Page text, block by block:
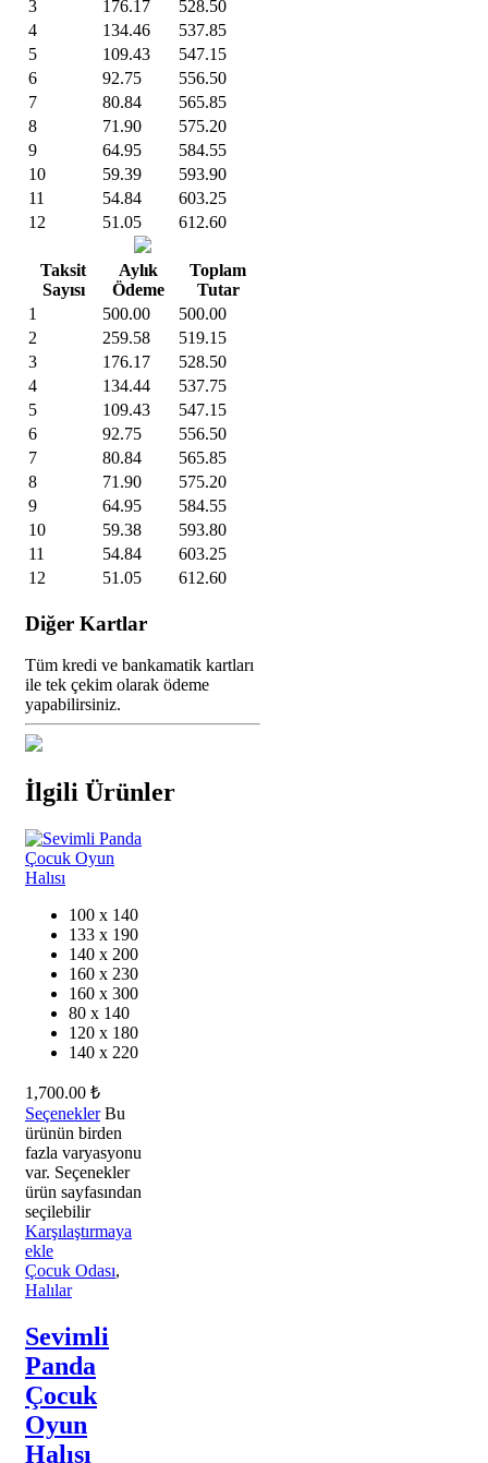
3 176.17
528.50
4
134.46
537.85
5
109.43
547.15
6
92.75
556.50
7
80.84
565.85
8
71.90
575.20
9
64.95
584.55
10
59.39
593.90
11
54.84
603.25
12
51.05 612.60
Taksit
Sayısı
Aylık
Ödeme
Toplam
Tutar
1
500.00
500.00
2
259.58
519.15
3
176.17
528.50
4
134.44
537.75
5
109.43
547.15
6
92.75
556.50
7
80.84
565.85
8
71.90
575.20
9
64.95
584.55
10
59.38
593.80
11
54.84
603.25
12
51.05 612.60
Diğer Kartlar
Tüm kredi ve bankamatik kartları
ile tek çekim olarak ödeme
yapabilirsiniz.
İlgili Ürünler
100 x 140
133 x 190
140 x 200
160 x 230
160 x 300
80 x 140
120 x 180
140 x 220
1,700.00 ₺
Seçenekler Bu
ürünün birden
fazla varyasyonu
var. Seçenekler
ürün sayfasından
seçilebilir
Karşılaştırmaya
ekle
Çocuk Odası,
Halılar
Sevimli
Panda
Çocuk
Oyun
Halısı